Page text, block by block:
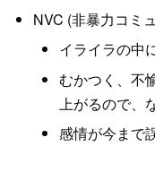
NVC (非暴力コミ
イライラの中
むかつく、不
上がるので、
感情が今まで